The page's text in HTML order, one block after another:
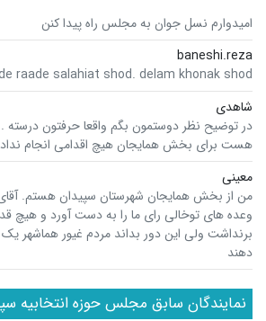
امیدوارم نسل جوان به مجلس راه پیدا کنن
baneshi.reza
raade salahiat shod. delam khonak shod
شاهدی
در توضیح نظر دوستمون بگم واقعا حرفتون درسته
هست برای بخش همایجان هیچ اقدامی انجام
معینی
من از بخش همایجان شهرستان سپیدان هستم.
وعده های توخالی رای ما را به دست آورد و هیچ
برنداشت ولی این دور بداند مردم غیور هماشهر
دهند
نمایندگان سابق مجلس حوزه انتخابیه